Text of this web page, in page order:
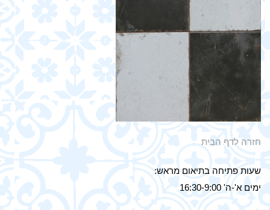
חזרה לדף הבית
שעות פתיחה בתיאום מראש:
ימים א'-ה' 16:30-9:00